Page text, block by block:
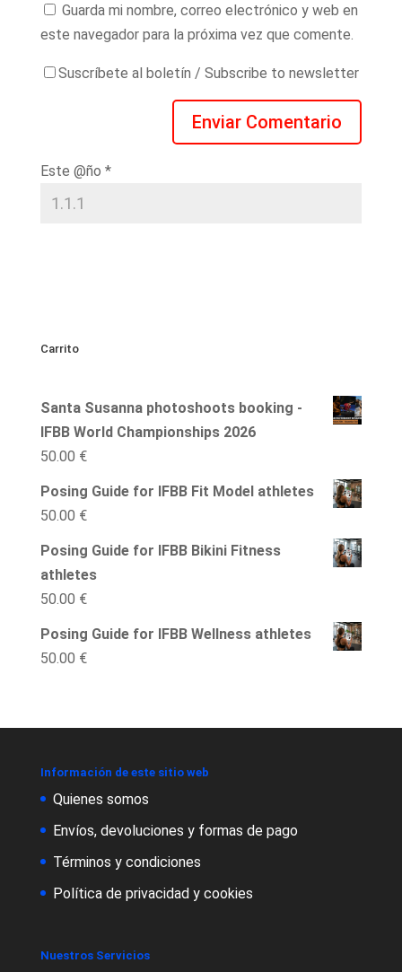
Guarda mi nombre, correo electrónico y web en
este navegador para la próxima vez que comente.
Suscríbete al boletín / Subscribe to newsletter
Este @ño *
Carrito
Santa Susanna photoshoots booking -
IFBB World Championships 2026
50.00 €
Posing Guide for IFBB Fit Model athletes
50.00 €
Posing Guide for IFBB Bikini Fitness
athletes
50.00 €
Posing Guide for IFBB Wellness athletes
50.00 €
Información de este sitio web
Quienes somos
Envíos, devoluciones y formas de pago
Términos y condiciones
Política de privacidad y cookies
Nuestros Servicios